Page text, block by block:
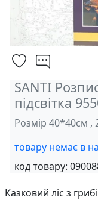
SANTI
підсвітка
Розмір 40*40см ,
товару немає в
код товару:
Казковий ліс з